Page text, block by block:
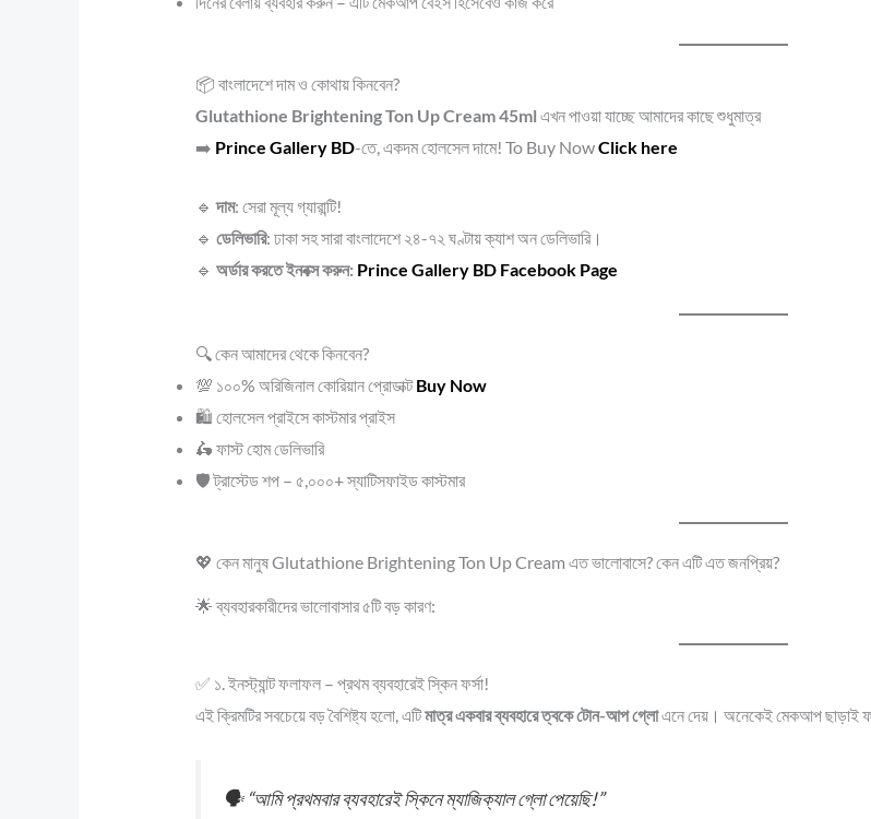
📦 বাংলাদেশে দাম ও কোথায় কিনবেন?
Glutathione Brightening Ton Up Cream 45ml এখন পাওয়া যাচ্ছে আমাদের কাছে শুধুমাত্র
➡️ Prince Gallery BD-তে, একদম হোলসেল দামে! To Buy NowClick here
🔹দাম: সেরা মূল্য গ্যারান্টি!
🔹 ডেলিভারি: ঢাকা সহ সারা বাংলাদেশে ২৪-৭২ ঘণ্টায় ক্যাশ অন ডেলিভারি।
🔹 অর্ডার করতে ইনবক্স করুন: Prince Gallery BD Facebook Page
🔍 কেন আমাদের থেকে কিনবেন?
💯 ১০০% অরিজিনাল কোরিয়ান প্রোডাক্ট Buy Now
🛍️ হোলসেল প্রাইসে কাস্টমার প্রাইস
🛵 ফাস্ট হোম ডেলিভারি
🛡️ ট্রাস্টেড শপ – ৫,০০০+ স্যাটিসফাইড কাস্টমার
💖 কেন মানুষ Glutathione Brightening Ton Up Cream এত ভালোবাসে? কেন এটি এত জনপ্রিয়?
🌟 ব্যবহারকারীদের ভালোবাসার ৫টি বড় কারণ:
✅ ১. ইনস্ট্যান্ট ফলাফল – প্রথম ব্যবহারেই স্কিন ফর্সা!
এই ক্রিমটির সবচেয়ে বড় বৈশিষ্ট্য হলো, এটিমাত্র একবার ব্যবহারে ত্বকে টোন-আপ গ্লোএনে দেয়। অনেকেই মেকআপ ছাড়াই
🗣️ “আমি প্রথমবার ব্যবহারেই স্কিনে ম্যাজিক্যাল গ্লো পেয়েছি!”